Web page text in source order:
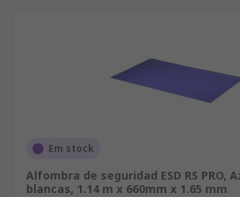
Em stock
Alfombra de seguridad ESD RS PRO,
blancas, 1.14 m x 660mm x 1.65 mm